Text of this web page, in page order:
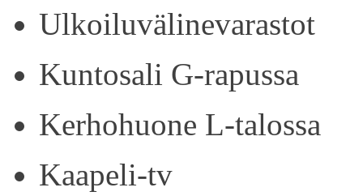
Ulkoiluvälinevarastot
Kuntosali G-rapussa
Kerhohuone L-talossa
Kaapeli-tv